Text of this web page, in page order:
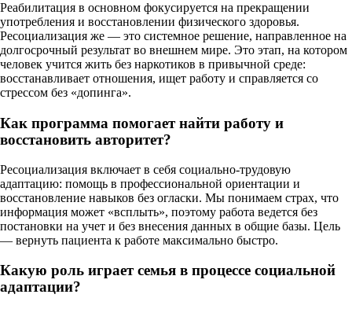
Реабилитация в основном фокусируется на прекращении
употребления и восстановлении физического здоровья.
Ресоциализация же — это системное решение, направленное на
долгосрочный результат во внешнем мире. Это этап, на котором
человек учится жить без наркотиков в привычной среде:
восстанавливает отношения, ищет работу и справляется со
стрессом без «допинга».
Как программа помогает найти работу и
восстановить авторитет?
Ресоциализация включает в себя социально-трудовую
адаптацию: помощь в профессиональной ориентации и
восстановление навыков без огласки. Мы понимаем страх, что
информация может «всплыть», поэтому работа ведется без
постановки на учет и без внесения данных в общие базы. Цель
— вернуть пациента к работе максимально быстро.
Какую роль играет семья в процессе социальной
адаптации?